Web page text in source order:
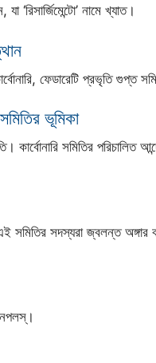
‘রিসার্জিমেন্টো’ নামে খ্যাত।
ফেডারেটি প্রভৃতি গুপ্ত
ভূমিকা
কার্বোনারি সমিতির পরিচালিত
এই সমিতির সদস্যরা জ্বলন্ত